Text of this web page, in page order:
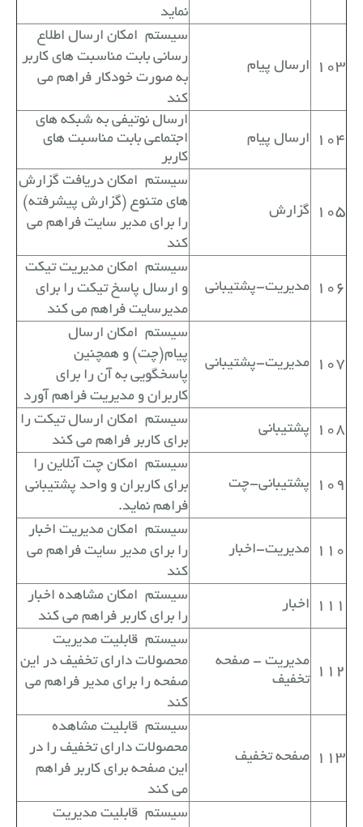
نماید
103 ارسال پیام
سیستم امکان ارسال اطلاع
رسانی بابت مناسبت های کاربر
به صورت خودکار فراهم می
کند
104 ارسال پیام
ارسال نوتیفی به شبکه های
اجتماعی بابت مناسبت های
کاربر
105 گزارش
سیستم امکان دریافت گزارش
های متنوع (گزارش پیشرفته)
را برای مدیر سایت فراهم می
کند
106 مدیریت-پشتیبانی
سیستم امکان مدیریت تیکت
و ارسال پاسخ تیکت را برای
مدیرسایت فراهم می کند
107 مدیریت-پشتیبانی
سیستم امکان ارسال
پیام(چت) و همچنین
پاسخگویی به آن را برای
کاربران و مدیریت فراهم آورد
108 پشتیبانی
سیستم امکان ارسال تیکت را
برای کاربر فراهم می کند
109 پشتیبانی-چت
سیستم امکان چت آنلاین را
برای کاربران و واحد پشتیبانی
فراهم نماید.
110 مدیریت-اخبار
سیستم امکان مدیریت اخبار
را برای مدیر سایت فراهم می
کند
111 اخبار
سیستم امکان مشاهده اخبار
را برای کاربر فراهم می کند
112
مدیریت - صفحه
تخفیف
سیستم قابلیت مدیریت
محصولات دارای تخفیف در این
صفحه را برای مدیر فراهم می
کند
113 صفحه تخفیف
سیستم قابلیت مشاهده
محصولات دارای تخفیف را در
این صفحه برای کاربر فراهم
می کند
سیستم قابلیت مدیریت